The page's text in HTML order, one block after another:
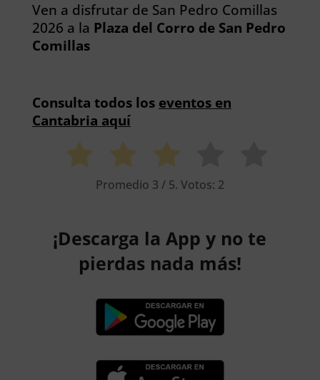
Ven a disfrutar de San Pedro Comillas
2026 a la Plaza del Corro de San Pedro
Comillas
Consulta todos los eventos en
Cantabria aquí
Promedio 3 / 5. Votos: 2
¡Descarga la App y no te
pierdas nada más!